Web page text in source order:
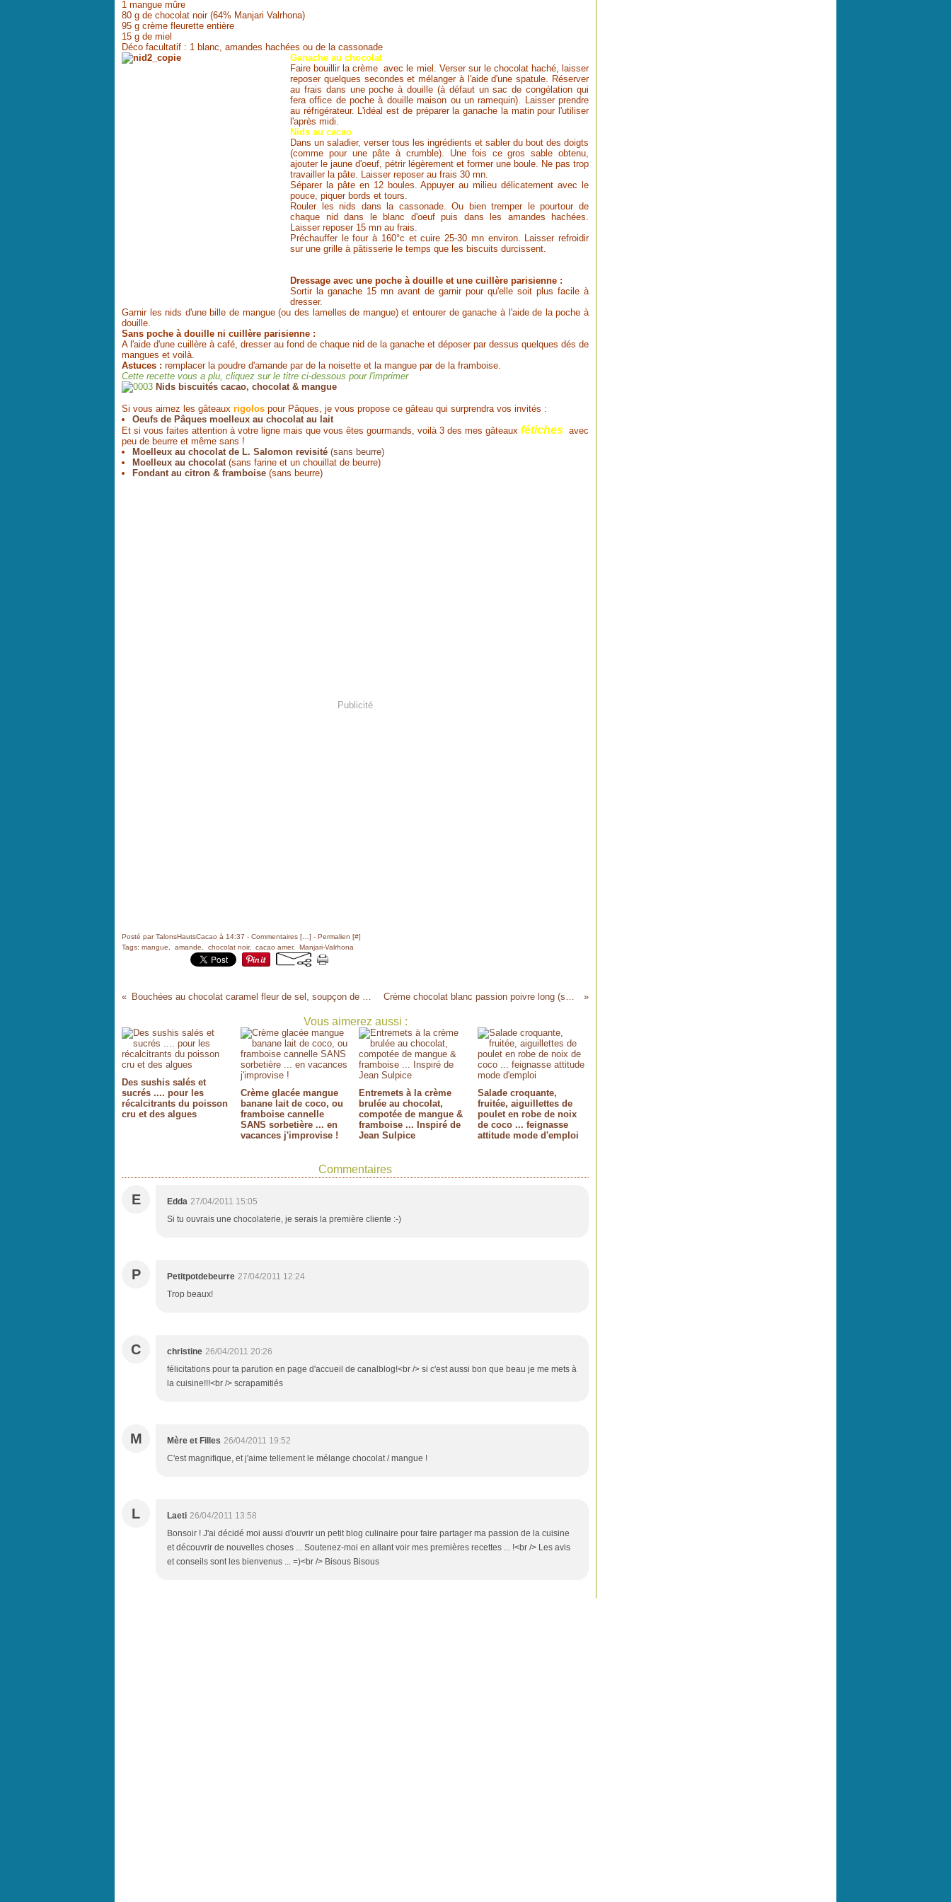
1 mangue mûre
80 g de chocolat noir (64% Manjari Valrhona)
95 g crème fleurette entière
15 g de miel
Déco facultatif : 1 blanc, amandes hachées ou de la cassonade
Ganache au chocolat
Faire bouillir la crème avec le miel. Verser sur le chocolat haché, laisser
reposer quelques secondes et mélanger à l'aide d'une spatule. Réserver
au frais dans une poche à douille (à défaut un sac de congélation qui
fera office de poche à douille maison ou un ramequin). Laisser prendre
au réfrigérateur. L'idéal est de préparer la ganache la matin pour l'utiliser
l'après midi.
Nids au cacao
Dans un saladier, verser tous les ingrédients et sabler du bout des doigts
(comme pour une pâte à crumble). Une fois ce gros sable obtenu,
ajouter le jaune d'oeuf, pétrir légèrement et former une boule. Ne pas trop
travailler la pâte. Laisser reposer au frais 30 mn.
Séparer la pâte en 12 boules. Appuyer au milieu délicatement avec le
pouce, piquer bords et tours.
Rouler les nids dans la cassonade. Ou bien tremper le pourtour de
chaque nid dans le blanc d'oeuf puis dans les amandes hachées.
Laisser reposer 15 mn au frais.
Préchauffer le four à 160°c et cuire 25-30 mn environ. Laisser refroidir
sur une grille à pâtisserie le temps que les biscuits durcissent.
Dressage avec une poche à douille et une cuillère parisienne :
Sortir la ganache 15 mn avant de garnir pour qu'elle soit plus facile à
dresser.
Garnir les nids d'une bille de mangue (ou des lamelles de mangue) et entourer de ganache à l'aide de la poche à
douille.
Sans poche à douille ni cuillère parisienne :
A l'aide d'une cuillère à café, dresser au fond de chaque nid de la ganache et déposer par dessus quelques dés de
mangues et voilà.
Astuces : remplacer la poudre d'amande par de la noisette et la mangue par de la framboise.
Cette recette vous a plu, cliquez sur le titre ci-dessous pour l'imprimer
Nids biscuités cacao, chocolat & mangue
Si vous aimez les gâteaux rigolos pour Pâques, je vous propose ce gâteau qui surprendra vos invités :
Oeufs de Pâques moelleux au chocolat au lait
Et si vous faites attention à votre ligne mais que vous êtes gourmands, voilà 3 des mes gâteaux fétiches avec
peu de beurre et même sans !
Moelleux au chocolat de L. Salomon revisité (sans beurre)
Moelleux au chocolat(sans farine et un chouillat de beurre)
Fondant au citron & framboise (sans beurre)
Publicité
Posté par TalonsHautsCacao à 14:37 - Commentaires [ ] - Permalien [#]
Tags: mangue amande chocolat noir, cacao amer, Manjari-Valrhona
Bouchées au chocolat caramel fleur de sel, soupçon de citron pour une tricheuse car je n'aime pas tempérer le chocolat ! Crème chocolat blanc passion poivre long (sans oeufs ni farine) ... le petit pot au parfum idéal ???
Vous aimerez aussi :
Des sushis salés et
sucrés .... pour les
récalcitrants du poisson
cru et des algues
Crème glacée mangue
banane lait de coco, ou
framboise cannelle
SANS sorbetière ... en
vacances j'improvise !
Entremets à la crème
brulée au chocolat,
compotée de mangue &
framboise ... Inspiré de
Jean Sulpice
Salade croquante,
fruitée, aiguillettes de
poulet en robe de noix
de coco ... feignasse
attitude mode d'emploi
Commentaires
E Edda 27/04/2011 15:05
Si tu ouvrais une chocolaterie, je serais la première cliente :-)
P Petitpotdebeurre 27/04/2011 12:24
Trop beaux!
C christine 26/04/2011 20:26
félicitations pour ta parution en page d'accueil de canalblog!<br /> si c'est aussi bon que beau je me mets à
la cuisine!!!<br /> scrapamitiés
M Mère et Filles 26/04/2011 19:52
C'est magnifique, et j'aime tellement le mélange chocolat / mangue !
L Laeti 26/04/2011 13:58
Bonsoir ! J'ai décidé moi aussi d'ouvrir un petit blog culinaire pour faire partager ma passion de la cuisine
et découvrir de nouvelles choses ... Soutenez-moi en allant voir mes premières recettes ... !<br /> Les avis
et conseils sont les bienvenus ... =)<br /> Bisous Bisous